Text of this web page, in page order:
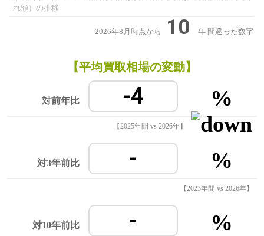
れ額）の推移
2026年8月時点から 10 年 間遡った数字
【平均買取相場の変動】
対前年比 -4 %
【2025年間 vs 2026年】
対3年前比 - %
【2023年間 vs 2026年】
対10年前比 - %